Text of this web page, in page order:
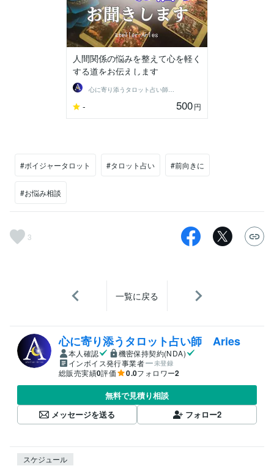
人間関係の悩みを整えて心を軽く
する道をお伝えします
心に寄り添うタロット占い師 Aries
- 500円
#ボイジャータロット #タロット占い #前向きに
#お悩み相談
3
一覧に戻る
心に寄り添うタロット占い師 Aries
本人確認
機密保持契約(NDA)
インボイス発行事業者
未登録
総販売実績0評価 0.0フォロワー2
無料で見積り相談
メッセージを送る
フォロー2
スケジュール